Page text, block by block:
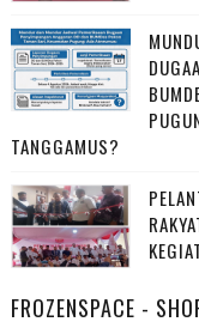
TANGGAMUS?
FROZENSPACE -